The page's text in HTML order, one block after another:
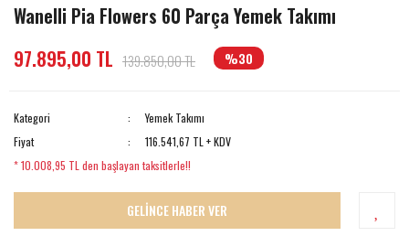
Wanelli Pia Flowers 60 Parça Yemek Takımı
97.895,00 TL 139.850,00 TL %30
Kategori
Yemek Takımı
Fiyat
116.541,67 TL + KDV
* 10.008,95 TL den başlayan taksitlerle!!
GELİNCE HABER VER